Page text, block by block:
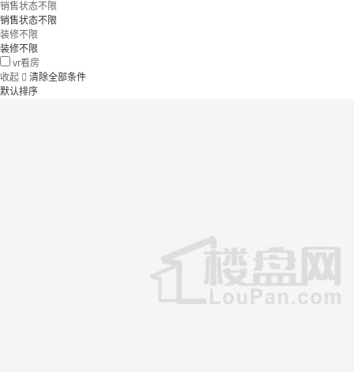
销售状态不限
销售状态不限
装修不限
装修不限
vr看房
收起  清除全部条件
默认排序